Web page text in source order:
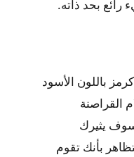
بحد ذاته.
باللون الأسود
القراصنة
سوف يثيرك
وأنت تتظاهر بأنك تقوم